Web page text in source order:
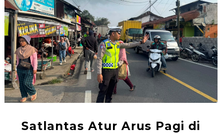
Satlantas Atur Arus Pagi di